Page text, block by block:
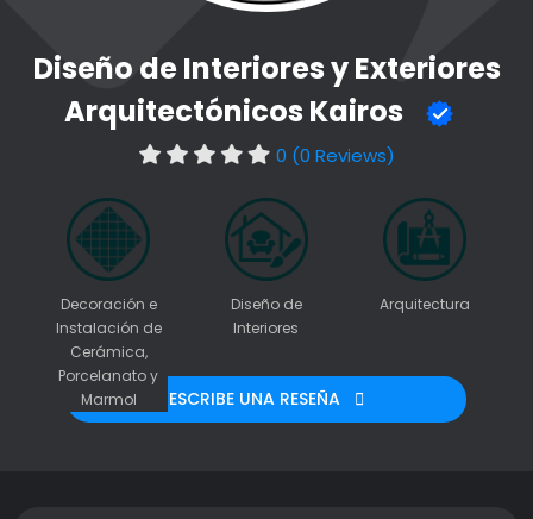
Diseño de Interiores y Exteriores
Arquitectónicos Kairos
0 (0 Reviews)
Decoración e
Instalación de
Cerámica,
Porcelanato y
Marmol
Diseño de
Interiores
Arquitectura
ESCRIBE UNA RESEÑA